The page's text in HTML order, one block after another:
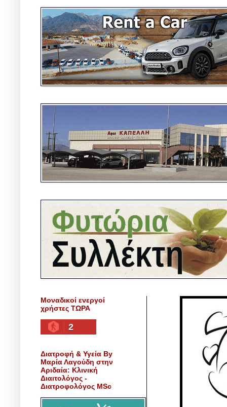
Μοναδικοί ενεργοί
χρήστες ΤΩΡΑ
2
Διατροφή & Υγεία By
Μαρία Λαγούδη στην
Αριδαία: Κλινική
Διαιτολόγος -
Διατροφολόγος MSc